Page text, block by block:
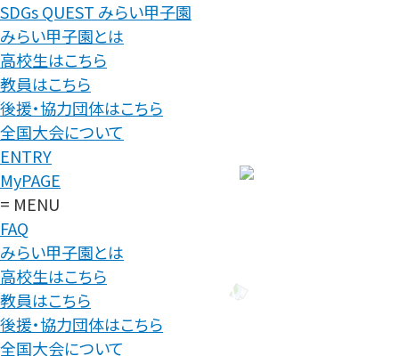
SDGs QUEST みらい甲子園
みらい甲子園とは
高校生はこちら
教員はこちら
後援・協力団体はこちら
全国大会について
ENTRY
MyPAGE
= MENU
FAQ
みらい甲子園とは
高校生はこちら
教員はこちら
後援・協力団体はこちら
全国大会について